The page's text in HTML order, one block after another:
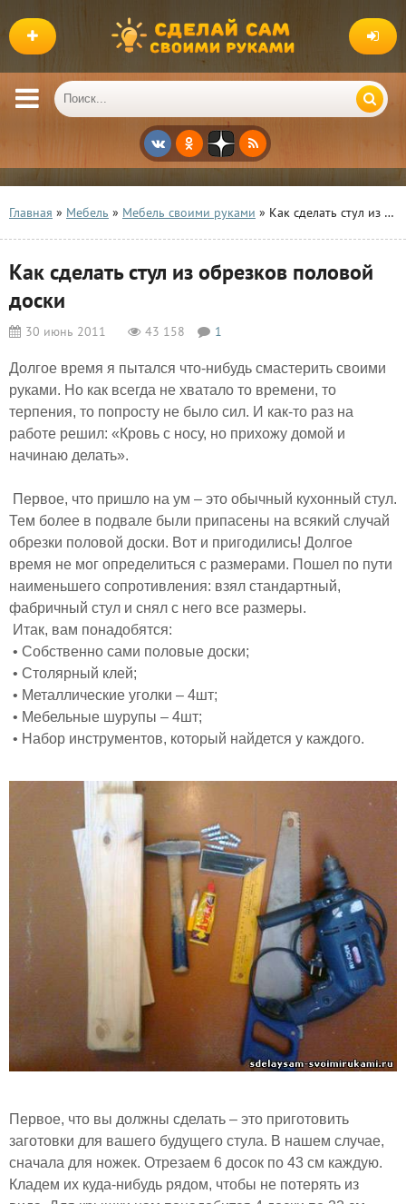
Главная » Мебель » Мебель своими руками » Как сделать стул из обрезков половой доски
Как сделать стул из обрезков половой
доски
30 июнь 2011 43 158 1
Долгое время я пытался что-нибудь смастерить своими
руками. Но как всегда не хватало то времени, то
терпения, то попросту не было сил. И как-то раз на
работе решил: «Кровь с носу, но прихожу домой и
начинаю делать».
Первое, что пришло на ум – это обычный кухонный стул.
Тем более в подвале были припасены на всякий случай
обрезки половой доски. Вот и пригодились! Долгое
время не мог определиться с размерами. Пошел по пути
наименьшего сопротивления: взял стандартный,
фабричный стул и снял с него все размеры.
Итак, вам понадобятся:
• Собственно сами половые доски;
• Столярный клей;
• Металлические уголки – 4шт;
• Мебельные шурупы – 4шт;
• Набор инструментов, который найдется у каждого.
Первое, что вы должны сделать – это приготовить
заготовки для вашего будущего стула. В нашем случае,
сначала для ножек. Отрезаем 6 досок по 43 см каждую.
Кладем их куда-нибудь рядом, чтобы не потерять из